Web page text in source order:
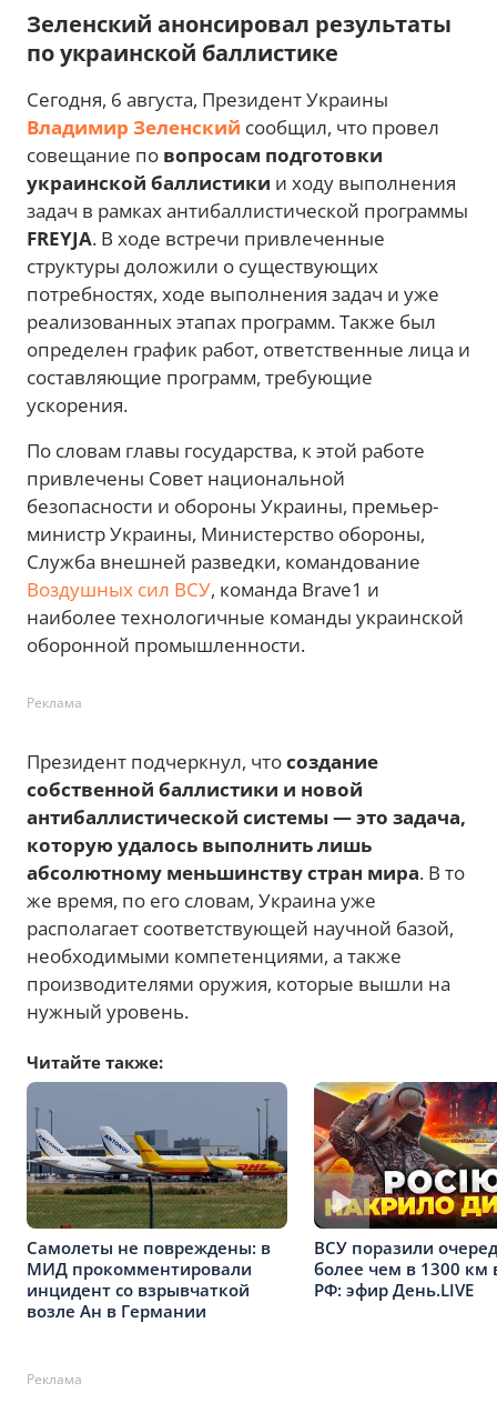
Зеленский анонсировал результаты
по украинской баллистике
Сегодня, 6 августа, Президент Украины
Владимир Зеленский сообщил, что провел
совещание по вопросам подготовки
украинской баллистики и ходу выполнения
задач в рамках антибаллистической программы
FREYJA. В ходе встречи привлеченные
структуры доложили о существующих
потребностях, ходе выполнения задач и уже
реализованных этапах программ. Также был
определен график работ, ответственные лица и
составляющие программ, требующие
ускорения.
По словам главы государства, к этой работе
привлечены Совет национальной
безопасности и обороны Украины, премьер-
министр Украины, Министерство обороны,
Служба внешней разведки, командование
Воздушных сил ВСУ, команда Brave1 и
наиболее технологичные команды украинской
оборонной промышленности.
Реклама
Президент подчеркнул, чтосоздание
собственной баллистики и новой
антибаллистической системы — это задача,
которую удалось выполнить лишь
абсолютному меньшинству стран мира. В то
же время, по его словам, Украина уже
располагает соответствующей научной базой,
необходимыми компетенциями, а также
производителями оружия, которые вышли на
нужный уровень.
Читайте также:
Самолеты не повреждены: в
МИД прокомментировали
инцидент со взрывчаткой
возле Ан в Германии
ВСУ поразили
более чем в 1300 км
РФ: эфир День.LIVE
Реклама